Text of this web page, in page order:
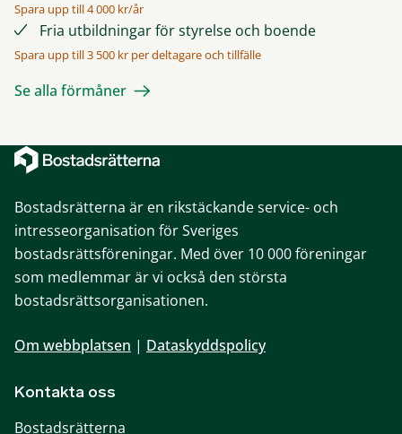
Spara upp till 4 000 kr/år
Fria utbildningar för styrelse och boende
Spara upp till 3 500 kr per deltagare och tillfälle
Se alla förmåner
Bostadsrätterna är en rikstäckande service- och
intresseorganisation för Sveriges
bostadsrättsföreningar. Med över 10 000 föreningar
som medlemmar är vi också den största
bostadsrättsorganisationen.
Om webbplatsen | Dataskyddspolicy
Kontakta oss
Bostadsrätterna